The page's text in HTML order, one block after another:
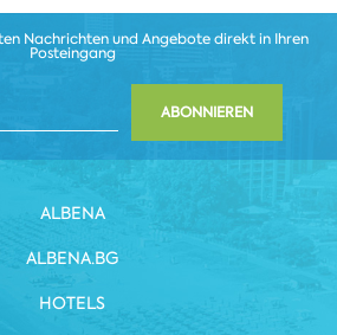
Nachrichten und Angebote direkt in Ihren
Posteingang
ABONNIEREN
ALBENA
ALBENA.BG
HOTELS